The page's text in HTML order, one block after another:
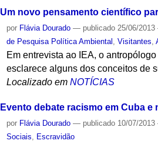
Um novo pensamento científico
por Flávia Dourado — publicado 25/06/2013
de Pesquisa Política Ambiental
,Visitantes ,
Em entrevista ao IEA, o
esclarece alguns dos conceitos de
Localizado em NOTÍCIAS
Evento debate racismo em Cuba e
por Flávia Dourado — publicado 10/07/2013
Sociais
Escravidão